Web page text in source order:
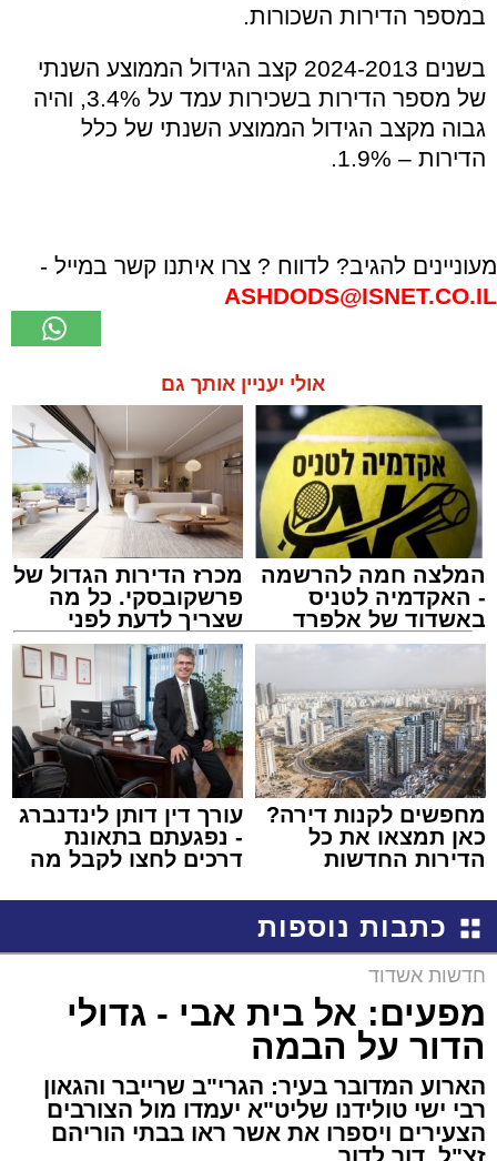
במספר הדירות השכורות.
בשנים 2024-2013 קצב הגידול הממוצע השנתי
של מספר הדירות בשכירות עמד על 3.4%, והיה
גבוה מקצב הגידול הממוצע השנתי של כלל
הדירות – 1.9%.
מעוניינים להגיב? לדווח ? צרו איתנו קשר במייל -
ASHDODS@ISNET.CO.IL
אולי יעניין אותך גם
המלצה חמה להרשמה
- האקדמיה לטניס
באשדוד של אלפרד
קריאולנסקי - לילדים
מכרז הדירות הגדול של
פרשקובסקי. כל מה
שצריך לדעת לפני
שמגישים הצעה לדירה
באשדוד
מחפשים לקנות דירה?
כאן תמצאו את כל
הדירות החדשות
עורך דין דותן לינדנברג
- נפגעתם בתאונת
דרכים לחצו לקבל מה
כתבות נוספות
חדשות אשדוד
מפעים: אל בית אבי - גדולי
הדור על הבמה
הארוע המדובר בעיר: הגרי"ב שרייבר והגאון
רבי ישי טולידנו שליט"א יעמדו מול הצורבים
הצעירים ויספרו את אשר ראו בבתי הוריהם